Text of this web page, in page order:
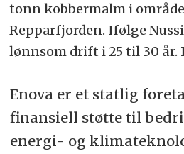
tonn kobbermalm i
Repparfjorden. Ifølge
lønnsom drift i 25 til 30 år.
Enova er et statlig
finansiell støtte til
energi- og